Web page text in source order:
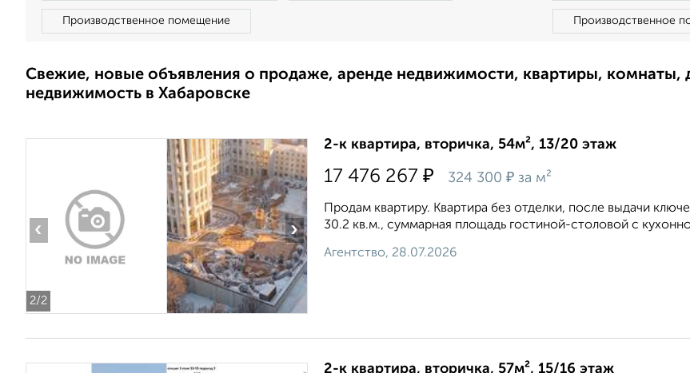
Производственное помещение Производственное
Свежие, новые объявления о продаже, аренде недвижимости, квартиры,
недвижимость в Хабаровске
2/2
‹ ›
2-к квартира, вторичка, 54м², 13/20 этаж
17 476 267 ₽ 324 300 ₽ за м²
Продам квартиру. Квартира без отделки, после выдачи
30.2 кв.м., суммарная площадь гостиной-столовой с
Агентство, 28.07.2026
2-к квартира, вторичка, 57м², 15/16 этаж